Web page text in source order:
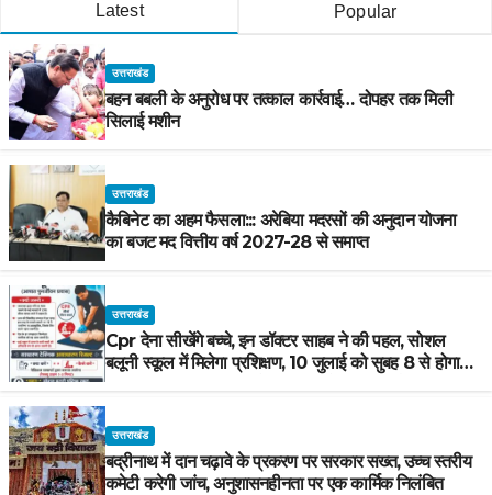
Latest Popular
उत्तराखंड
बहन बबली के अनुरोध पर तत्काल कार्रवाई… दोपहर तक मिली
सिलाई मशीन
उत्तराखंड
कैबिनेट का अहम फैसला::: अरेबिया मदरसों की अनुदान योजना
का बजट मद वित्तीय वर्ष 2027-28 से समाप्त
उत्तराखंड
Cpr देना सीखेंगे बच्चे, इन डॉक्टर साहब ने की पहल, सोशल
बलूनी स्कूल में मिलेगा प्रशिक्षण, 10 जुलाई को सुबह 8 से होगा
उत्तराखंड
बद्रीनाथ में दान चढ़ावे के प्रकरण पर सरकार सख्त, उच्च स्तरीय
कमेटी करेगी जांच, अनुशासनहीनता पर एक कार्मिक निलंबित